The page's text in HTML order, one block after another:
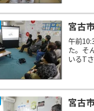
宮古
午前
た。そ
いるT
宮古